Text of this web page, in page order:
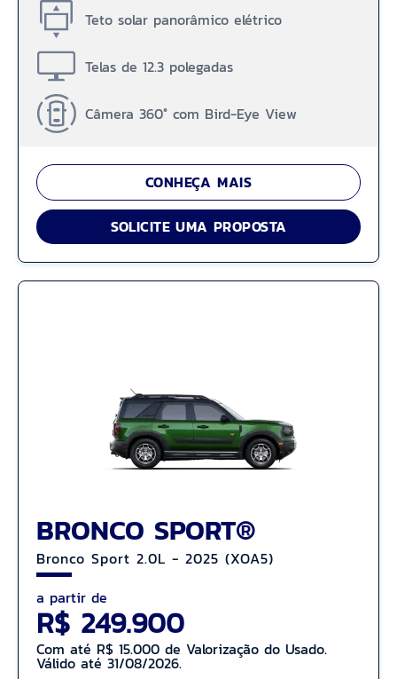
Teto solar panorâmico elétrico
Telas de 12.3 polegadas
Câmera 360° com Bird-Eye View
CONHEÇA MAIS
SOLICITE UMA PROPOSTA
BRONCO SPORT®
Bronco Sport 2.0L - 2025 (XOA5)
a partir de
R$ 249.900
Com até R$ 15.000 de Valorização do Usado.
Válido até 31/08/2026.